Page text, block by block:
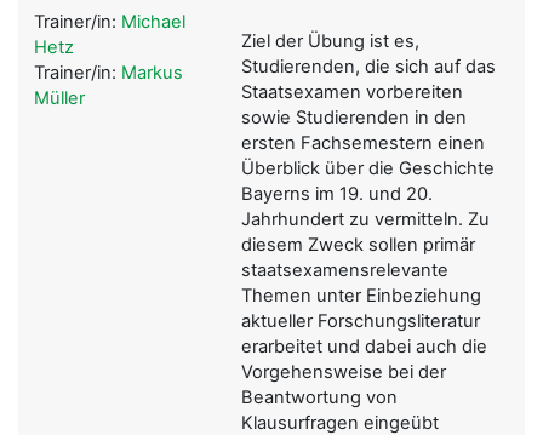
Ziel der Übung ist es,
Studierenden, die sich auf das
Staatsexamen vorbereiten
sowie Studierenden in den
ersten Fachsemestern einen
Überblick über die Geschichte
Bayerns im 19. und 20.
Jahrhundert zu vermitteln. Zu
diesem Zweck sollen primär
staatsexamensrelevante
Themen unter Einbeziehung
aktueller Forschungsliteratur
erarbeitet und dabei auch die
Vorgehensweise bei der
Beantwortung von
Klausurfragen eingeübt
Trainer/in: Michael
Hetz
Trainer/in: Markus
Müller